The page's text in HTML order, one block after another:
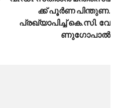
ക്ക് പൂ​ർ​ണ പി​ന്തു​ണ​.
പ്രഖ്യാപിച്ച് കെ.​സി. വേ​
ണു​ഗോ​പാ​ൽ